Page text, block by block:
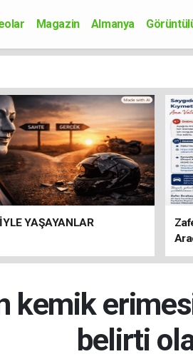
Magazin Almanya
YAŞAYANLAR
kemik
belirti